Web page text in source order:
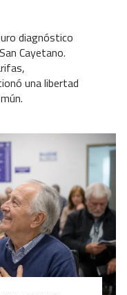
diagnóstico
Cayetano.
una libertad